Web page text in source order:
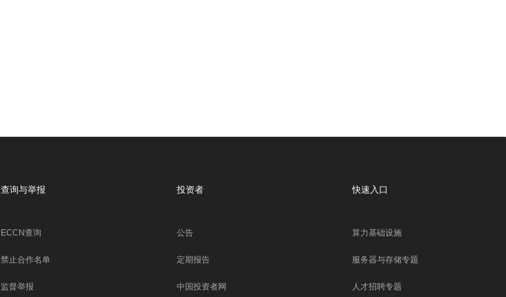
查询与举报
ECCN查询
禁止合作名单
监督举报
投资者
公告
定期报告
中国投资者网
快速入口
算力基础设施
服务器与存储专题
人才招聘专题